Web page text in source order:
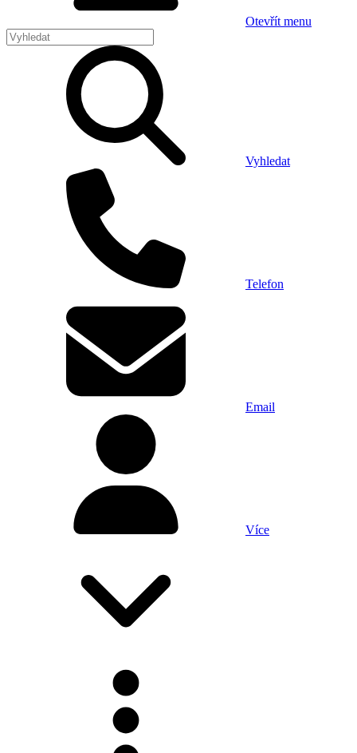
Otevřít menu
Vyhledat
Telefon
Email
Více